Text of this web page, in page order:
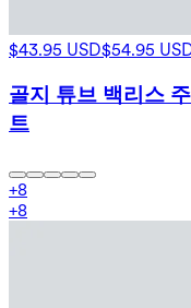
$43.95 USD$54.95
골지 튜브 백리스
트
+8
+8